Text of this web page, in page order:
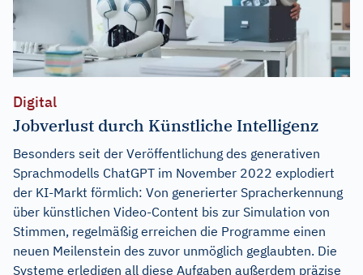
Digital
Jobverlust durch Künstliche Intelligenz
Besonders seit der Veröffentlichung des generativen
Sprachmodells ChatGPT im November 2022 explodiert
der KI-Markt förmlich: Von generierter Spracherkennung
über künstlichen Video-Content bis zur Simulation von
Stimmen, regelmäßig erreichen die Programme einen
neuen Meilenstein des zuvor unmöglich geglaubten. Die
Systeme erledigen all diese Aufgaben außerdem präzise